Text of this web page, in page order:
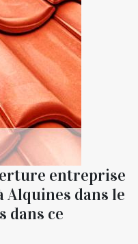
entreprise
dans le
dans ce